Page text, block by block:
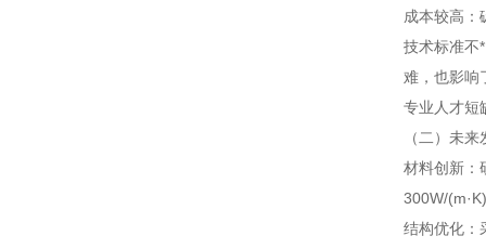
成本较高：
技术标准不
难，也影响
专业人才短
（二）未
材料创新：
300W/
结构优化：